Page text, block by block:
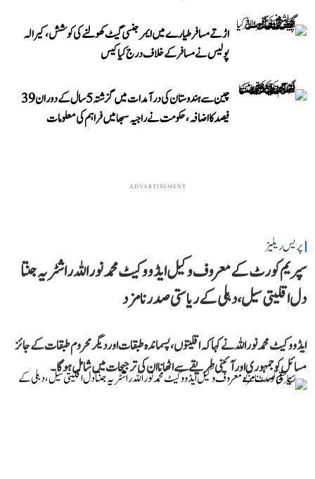
اڑتے مسافر طیارے میں ایمرجنسی گیٹ کھولنے کی کوشش، کیرالہ
پولیس نے مسافر کے خلاف درج کیا کیس
چین سے ہندوستان کی درآمدات میں گزشتہ 5 سال کے دوران 39
فیصد کا اضافہ، حکومت نے راجیہ سبھا میں فراہم کی معلومات
ADVERTISEMENT
پریس ریلیز
سپریم کورٹ کے معروف وکیل ایڈووکیٹ محمد نور اللہ راشٹریہ جنتا
دل اقلیتی سیل، دہلی کے ریاستی صدر نامزد
ایڈووکیٹ محمد نور اللہ نے کہا کہ اقلیتوں، پسماندہ طبقات اور دیگر محروم طبقات کے جائز
مسائل کو جمہوری اور آئینی طریقے سے اٹھانا ان کی ترجیحات میں شامل ہوگا۔